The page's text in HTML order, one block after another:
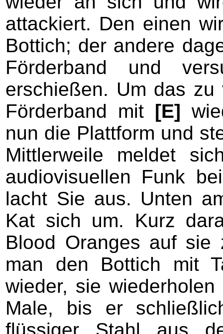
attackiert. Den einen
Bottich; der andere
Förderband und
erschießen. Um das
Förderband mit [E]
nun die Plattform und
Mittlerweile meldet
audiovisuellen Funk
lacht Sie aus. Unten
Kat sich um. Kurz
Blood Oranges auf
man den Bottich mit
wieder, sie
Male, bis er
flüssiger Stahl aus